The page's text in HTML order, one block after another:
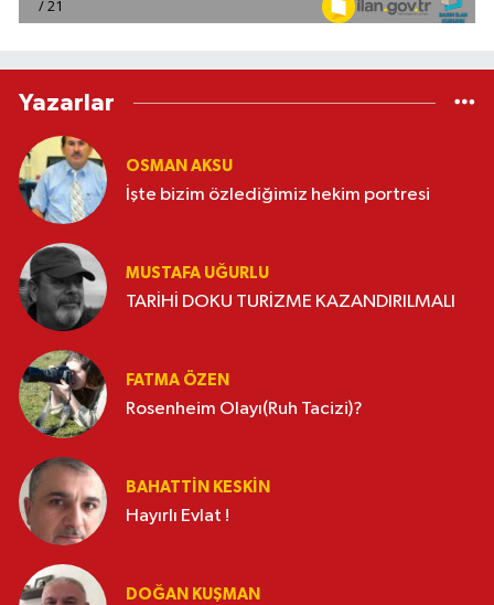
Yazarlar
OSMAN AKSU
İşte bizim özlediğimiz hekim portresi
MUSTAFA UĞURLU
TARİHİ DOKU TURİZME KAZANDIRILMALI
FATMA ÖZEN
Rosenheim Olayı(Ruh Tacizi)?
BAHATTIN KESKİN
Hayırlı Evlat !
DOĞAN KUŞMAN